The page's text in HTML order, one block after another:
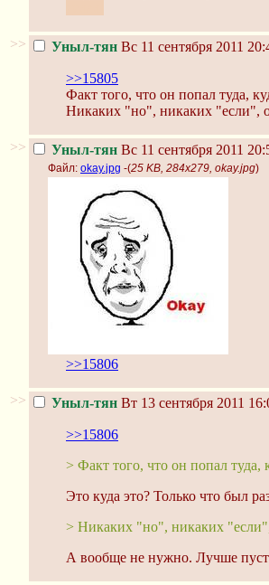
>> Уныл-тян Вс 11 сентября 2011
>>15805
Факт того, что он попал
Никаких "но", никаких "если",
>> Уныл-тян Вс 11 сентября 2011
Файл: okay.jpg -(25 KB, 284x279, okay.jpg)
>>15806
>> Уныл-тян Вт 13 сентября 2011
>>15806
> Факт того, что он попал
Это куда это? Только что был
> Никаких "но", никаких
А вообще не нужно. Лучше